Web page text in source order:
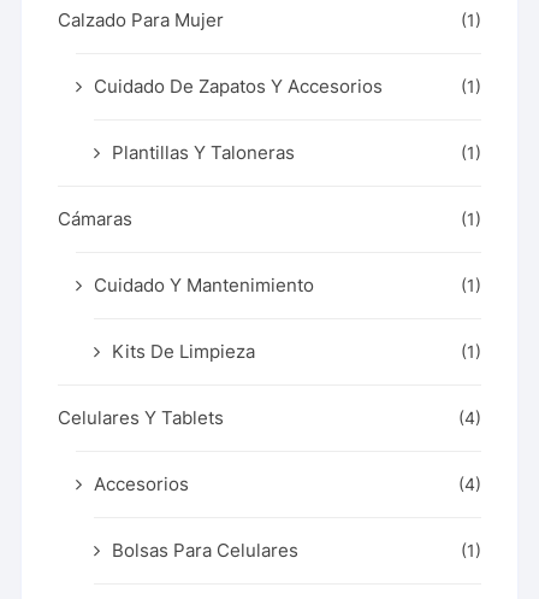
Calzado Para Mujer (1)
Cuidado De Zapatos Y Accesorios (1)
Plantillas Y Taloneras (1)
Cámaras (1)
Cuidado Y Mantenimiento (1)
Kits De Limpieza (1)
Celulares Y Tablets (4)
Accesorios (4)
Bolsas Para Celulares (1)